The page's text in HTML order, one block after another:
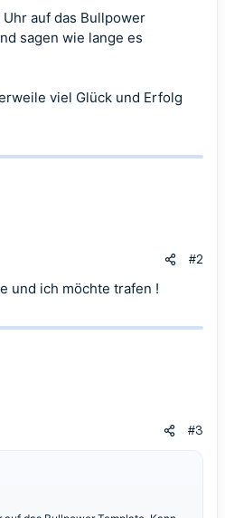
auf das Bullpower
sagen wie lange es
viel Glück und Erfolg
#2
und ich möchte trafen !
#3